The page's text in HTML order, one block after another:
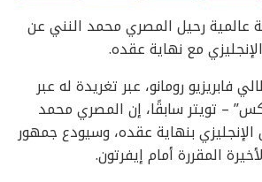
عالمية رحيل المصري محمد النني عن
مع نهاية عقده.
فابريزيو رومانو، عبر تغريدة له عبر
– تويتر سابقًا، إن المصري محمد
الإنجليزي بنهاية عقده، وسيودع جمهور
المقررة أمام إيفرتون.